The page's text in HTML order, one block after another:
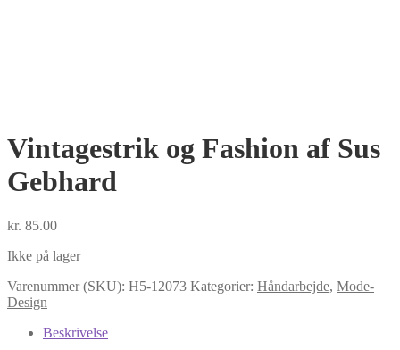
Vintagestrik og Fashion af Sus
Gebhard
kr. 85.00
Ikke på lager
Varenummer (SKU): H5-12073 Kategorier: Håndarbejde, Mode-
Design
Beskrivelse